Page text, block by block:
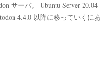
サーバ。 Ubuntu Server 20.04
4.4.0 以降に移っていくにあ